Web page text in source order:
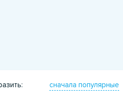
сначала популярные